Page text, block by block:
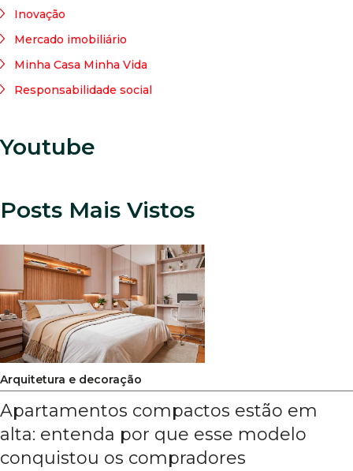
Inovação
Mercado imobiliário
Minha Casa Minha Vida
Responsabilidade social
Youtube
Posts Mais Vistos
Arquitetura e decoração
Apartamentos compactos estão em
alta: entenda por que esse modelo
conquistou os compradores